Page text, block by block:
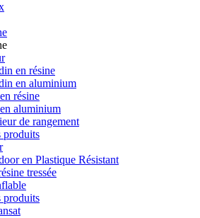
en résine
en aluminium
résine
aluminium
de rangement
produits
en Plastique Résistant
tressée
produits